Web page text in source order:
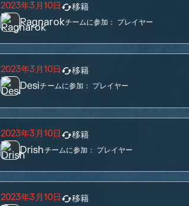
2023年3月10日 移籍
Ragnarokチームに参加： プレイヤー
2023年3月10日 移籍
Desiチームに参加： プレイヤー
2023年3月10日 移籍
Drishチームに参加： プレイヤー
2023年3月10日 移籍